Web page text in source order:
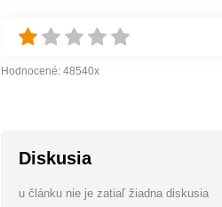
Hodnocené: 48540x
Diskusia
u článku nie je zatiaľ žiadna diskusia